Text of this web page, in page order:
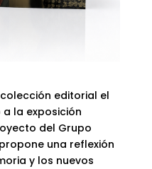
colección editorial el
la exposición
del Grupo
una reflexión
y los nuevos